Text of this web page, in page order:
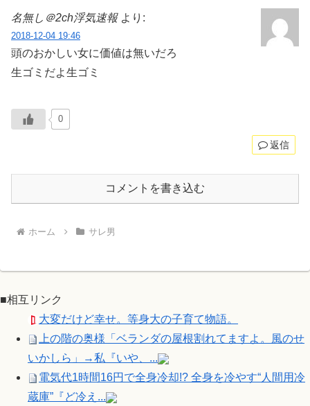
名無し＠2ch浮気速報 より:
2018-12-04 19:46
頭のおかしい女に価値は無いだろ
生ゴミだよ生ゴミ
0
返信
コメントを書き込む
ホーム サレ男
■相互リンク
大変だけど幸せ。等身大の子育て物語。
上の階の奥様「ベランダの屋根割れてますよ。風のせ
いかしら」→私『いや、...
電気代1時間16円で全身冷却!? 全身を冷やす“人間用冷
蔵庫”『ど冷え...